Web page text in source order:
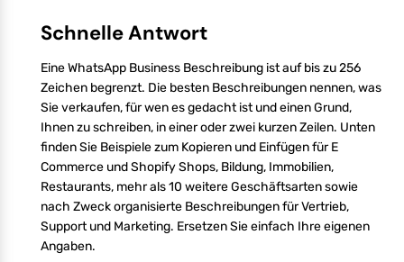
Schnelle Antwort
Eine WhatsApp Business Beschreibung ist auf bis zu 256
Zeichen begrenzt. Die besten Beschreibungen nennen, was
Sie verkaufen, für wen es gedacht ist und einen Grund,
Ihnen zu schreiben, in einer oder zwei kurzen Zeilen. Unten
finden Sie Beispiele zum Kopieren und Einfügen für E
Commerce und Shopify Shops, Bildung, Immobilien,
Restaurants, mehr als 10 weitere Geschäftsarten sowie
nach Zweck organisierte Beschreibungen für Vertrieb,
Support und Marketing. Ersetzen Sie einfach Ihre eigenen
Angaben.